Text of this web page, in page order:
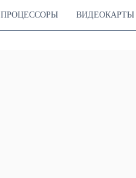
ПРОЦЕССОРЫ ВИДЕОКАРТЫ